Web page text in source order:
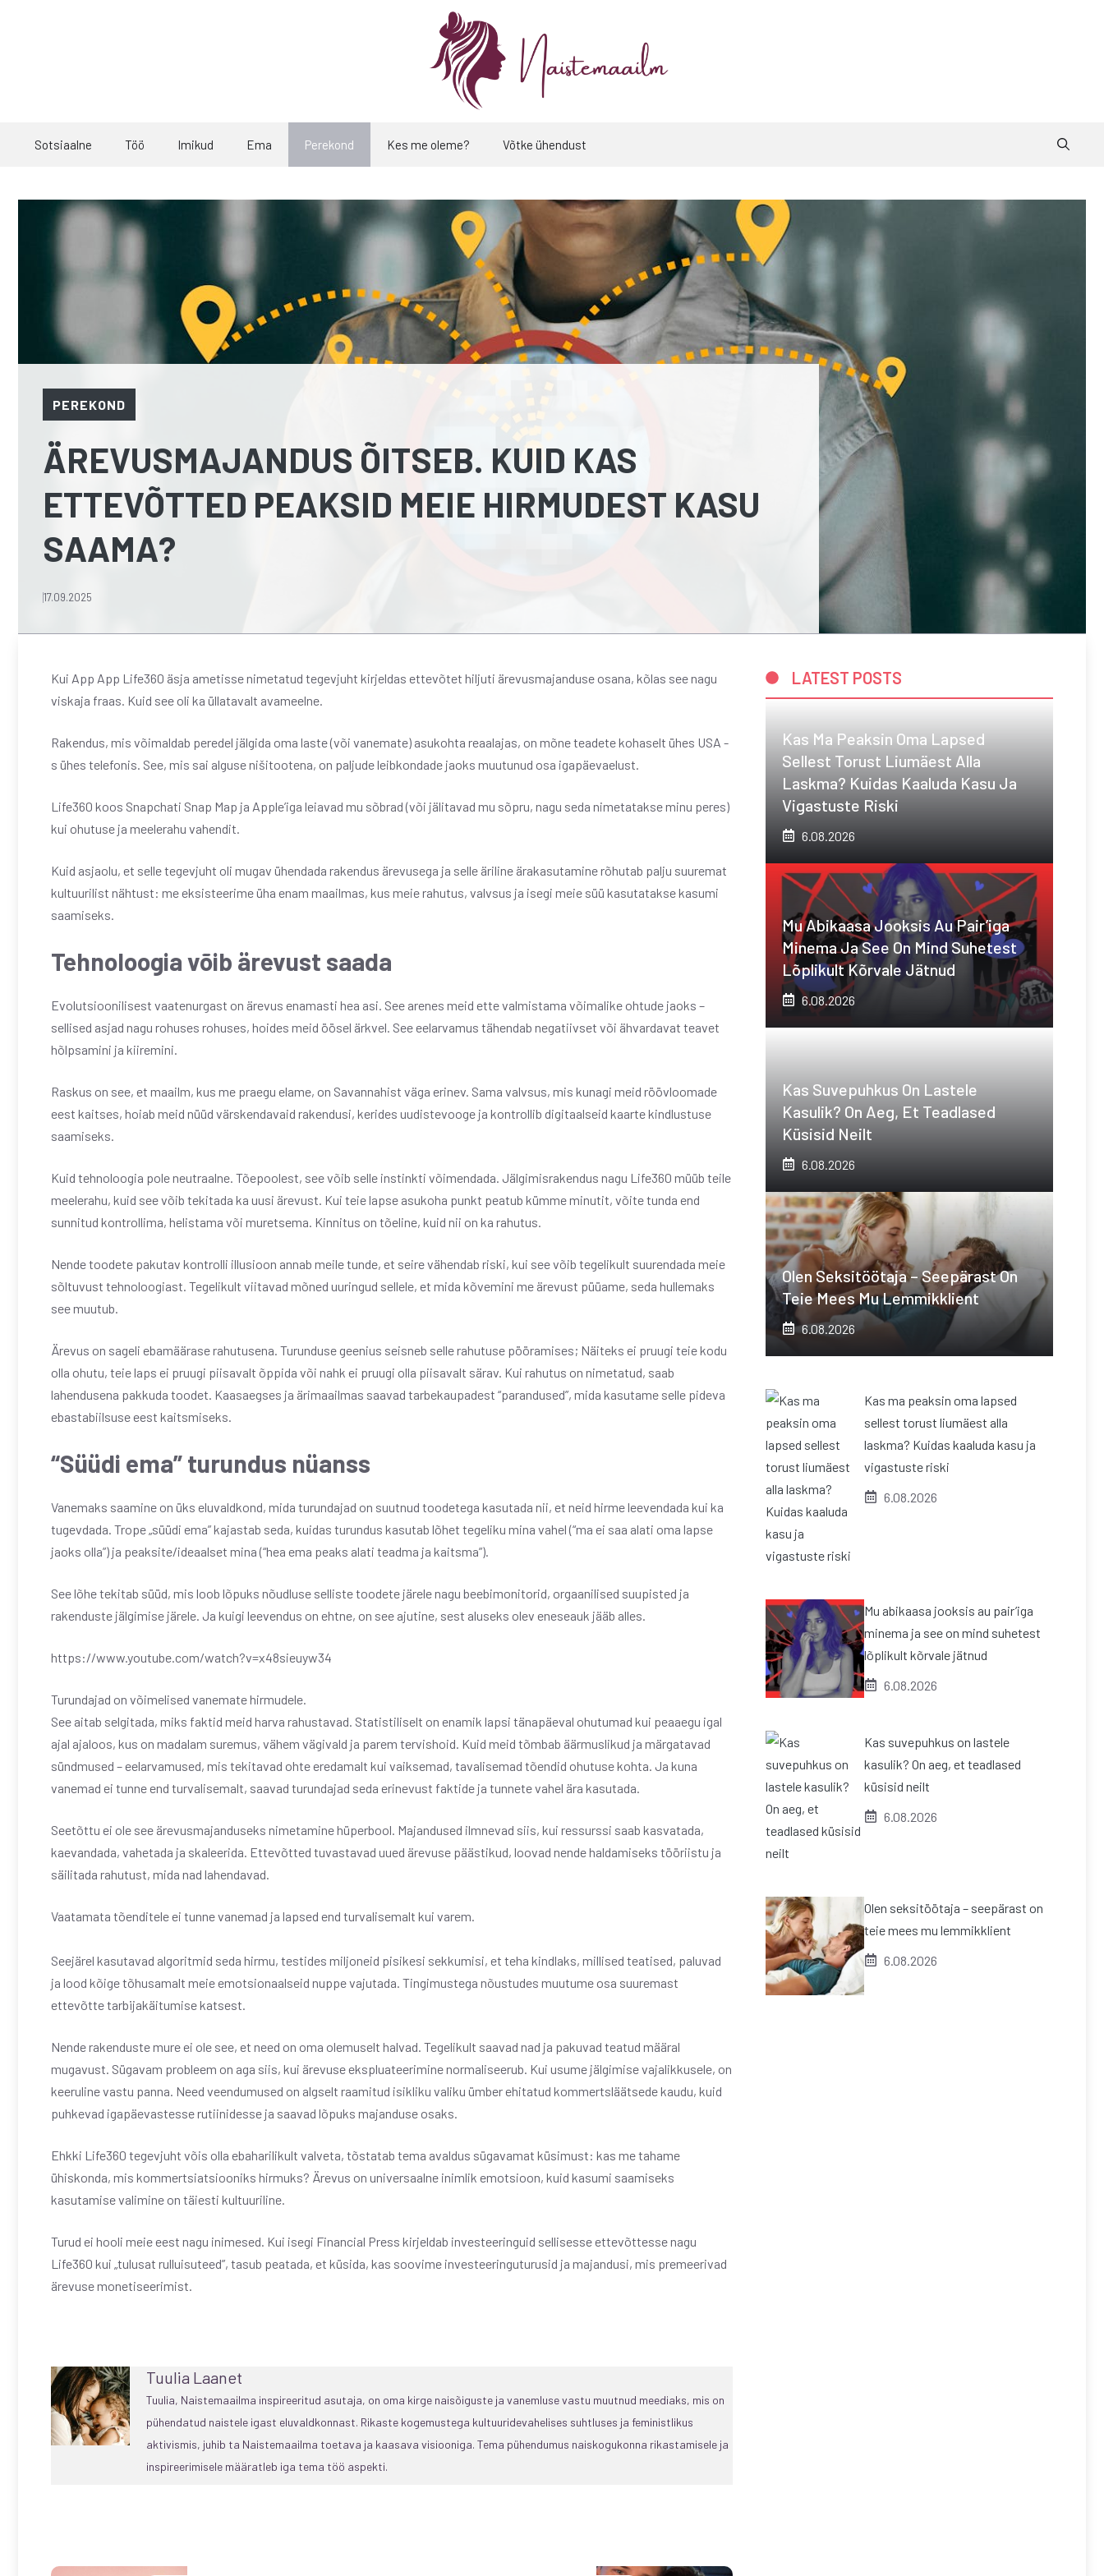
Sotsiaalne Töö Imikud Ema Perekond Kes me oleme? Võtke ühendust
PEREKOND
ÄREVUSMAJANDUS ÕITSEB. KUID KAS
ETTEVÕTTED PEAKSID MEIE HIRMUDEST KASU
SAAMA?
17.09.2025
Kui App App Life360 äsja ametisse nimetatud tegevjuht kirjeldas ettevõtet hiljuti ärevusmajanduse osana, kõlas see nagu
viskaja fraas. Kuid see oli ka üllatavalt avameelne.
Rakendus, mis võimaldab peredel jälgida oma laste (või vanemate) asukohta reaalajas, on mõne teadete kohaselt ühes USA -
s ühes telefonis. See, mis sai alguse nišitootena, on paljude leibkondade jaoks muutunud osa igapäevaelust.
Life360 koos Snapchati Snap Map ja Apple’iga leiavad mu sõbrad (või jälitavad mu sõpru, nagu seda nimetatakse minu peres)
kui ohutuse ja meelerahu vahendit.
Kuid asjaolu, et selle tegevjuht oli mugav ühendada rakendus ärevusega ja selle äriline ärakasutamine rõhutab palju suuremat
kultuurilist nähtust: me eksisteerime üha enam maailmas, kus meie rahutus, valvsus ja isegi meie süü kasutatakse kasumi
saamiseks.
Tehnoloogia võib ärevust saada
Evolutsioonilisest vaatenurgast on ärevus enamasti hea asi. See arenes meid ette valmistama võimalike ohtude jaoks –
sellised asjad nagu rohuses rohuses, hoides meid öösel ärkvel. See eelarvamus tähendab negatiivset või ähvardavat teavet
hõlpsamini ja kiiremini.
Raskus on see, et maailm, kus me praegu elame, on Savannahist väga erinev. Sama valvsus, mis kunagi meid röövloomade
eest kaitses, hoiab meid nüüd värskendavaid rakendusi, kerides uudistevooge ja kontrollib digitaalseid kaarte kindlustuse
saamiseks.
Kuid tehnoloogia pole neutraalne. Tõepoolest, see võib selle instinkti võimendada. Jälgimisrakendus nagu Life360 müüb teile
meelerahu, kuid see võib tekitada ka uusi ärevust. Kui teie lapse asukoha punkt peatub kümme minutit, võite tunda end
sunnitud kontrollima, helistama või muretsema. Kinnitus on tõeline, kuid nii on ka rahutus.
Nende toodete pakutav kontrolli illusioon annab meile tunde, et seire vähendab riski, kui see võib tegelikult suurendada meie
sõltuvust tehnoloogiast. Tegelikult viitavad mõned uuringud sellele, et mida kõvemini me ärevust püüame, seda hullemaks
see muutub.
Ärevus on sageli ebamäärase rahutusena. Turunduse geenius seisneb selle rahutuse pööramises; Näiteks ei pruugi teie kodu
olla ohutu, teie laps ei pruugi piisavalt õppida või nahk ei pruugi olla piisavalt särav. Kui rahutus on nimetatud, saab
lahendusena pakkuda toodet. Kaasaegses ja ärimaailmas saavad tarbekaupadest “parandused”, mida kasutame selle pideva
ebastabiilsuse eest kaitsmiseks.
“Süüdi ema” turundus nüanss
Vanemaks saamine on üks eluvaldkond, mida turundajad on suutnud toodetega kasutada nii, et neid hirme leevendada kui ka
tugevdada. Trope „süüdi ema” kajastab seda, kuidas turundus kasutab lõhet tegeliku mina vahel (“ma ei saa alati oma lapse
jaoks olla”) ja peaksite/ideaalset mina (“hea ema peaks alati teadma ja kaitsma”).
See lõhe tekitab süüd, mis loob lõpuks nõudluse selliste toodete järele nagu beebimonitorid, orgaanilised suupisted ja
rakenduste jälgimise järele. Ja kuigi leevendus on ehtne, on see ajutine, sest aluseks olev eneseauk jääb alles.
https://www.youtube.com/watch?v=x48sieuyw34
Turundajad on võimelised vanemate hirmudele.
See aitab selgitada, miks faktid meid harva rahustavad. Statistiliselt on enamik lapsi tänapäeval ohutumad kui peaaegu igal
ajal ajaloos, kus on madalam suremus, vähem vägivald ja parem tervishoid. Kuid meid tõmbab äärmuslikud ja märgatavad
sündmused – eelarvamused, mis tekitavad ohte eredamalt kui vaiksemad, tavalisemad tõendid ohutuse kohta. Ja kuna
vanemad ei tunne end turvalisemalt, saavad turundajad seda erinevust faktide ja tunnete vahel ära kasutada.
Seetõttu ei ole see ärevusmajanduseks nimetamine hüperbool. Majandused ilmnevad siis, kui ressurssi saab kasvatada,
kaevandada, vahetada ja skaleerida. Ettevõtted tuvastavad uued ärevuse päästikud, loovad nende haldamiseks tööriistu ja
säilitada rahutust, mida nad lahendavad.
Vaatamata tõenditele ei tunne vanemad ja lapsed end turvalisemalt kui varem.
Seejärel kasutavad algoritmid seda hirmu, testides miljoneid pisikesi sekkumisi, et teha kindlaks, millised teatised, paluvad
ja lood kõige tõhusamalt meie emotsionaalseid nuppe vajutada. Tingimustega nõustudes muutume osa suuremast
ettevõtte tarbijakäitumise katsest.
Nende rakenduste mure ei ole see, et need on oma olemuselt halvad. Tegelikult saavad nad ja pakuvad teatud määral
mugavust. Sügavam probleem on aga siis, kui ärevuse ekspluateerimine normaliseerub. Kui usume jälgimise vajalikkusele, on
keeruline vastu panna. Need veendumused on algselt raamitud isikliku valiku ümber ehitatud kommertsläätsede kaudu, kuid
puhkevad igapäevastesse rutiinidesse ja saavad lõpuks majanduse osaks.
Ehkki Life360 tegevjuht võis olla ebaharilikult valveta, tõstatab tema avaldus sügavamat küsimust: kas me tahame
ühiskonda, mis kommertsiatsiooniks hirmuks? Ärevus on universaalne inimlik emotsioon, kuid kasumi saamiseks
kasutamise valimine on täiesti kultuuriline.
Turud ei hooli meie eest nagu inimesed. Kui isegi Financial Press kirjeldab investeeringuid sellisesse ettevõttesse nagu
Life360 kui „tulusat rulluisuteed”, tasub peatada, et küsida, kas soovime investeeringuturusid ja majandusi, mis premeerivad
ärevuse monetiseerimist.
Tuulia Laanet
Tuulia, Naistemaailma inspireeritud asutaja, on oma kirge naisõiguste ja vanemluse vastu muutnud meediaks, mis on
pühendatud naistele igast eluvaldkonnast. Rikaste kogemustega kultuuridevahelises suhtluses ja feministlikus
aktivismis, juhib ta Naistemaailma toetava ja kaasava visiooniga. Tema pühendumus naiskogukonna rikastamisele ja
inspireerimisele määratleb iga tema töö aspekti.
LATEST POSTS
Kas Ma Peaksin Oma Lapsed
Sellest Torust Liumäest Alla
Laskma? Kuidas Kaaluda Kasu Ja
Vigastuste Riski
6.08.2026
Mu Abikaasa Jooksis Au Pair’iga
Minema Ja See On Mind Suhetest
Lõplikult Kõrvale Jätnud
6.08.2026
Kas Suvepuhkus On Lastele
Kasulik? On Aeg, Et Teadlased
Küsisid Neilt
6.08.2026
Olen Seksitöötaja – Seepärast On
Teie Mees Mu Lemmikklient
6.08.2026
Kas ma peaksin oma lapsed
sellest torust liumäest alla
laskma? Kuidas kaaluda kasu ja
vigastuste riski
6.08.2026
Mu abikaasa jooksis au pair’iga
minema ja see on mind suhetest
lõplikult kõrvale jätnud
6.08.2026
Kas suvepuhkus on lastele
kasulik? On aeg, et teadlased
küsisid neilt
6.08.2026
Olen seksitöötaja – seepärast on
teie mees mu lemmikklient
6.08.2026